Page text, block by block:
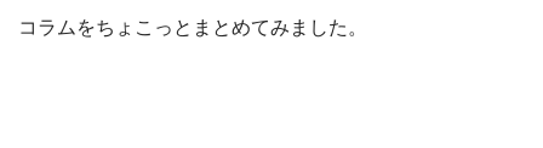
コラムをちょこっとまとめてみました。